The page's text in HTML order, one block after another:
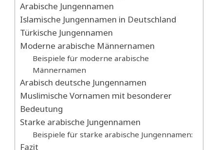
Arabische Jungennamen
Islamische Jungennamen in Deutschland
Türkische Jungennamen
Moderne arabische Männernamen
Beispiele für moderne arabische
Männernamen
Arabisch deutsche Jungennamen
Muslimische Vornamen mit besonderer
Bedeutung
Starke arabische Jungennamen
Beispiele für starke arabische Jungennamen:
Fazit